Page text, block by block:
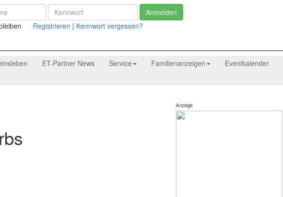
Anmelden
bleiben Registrieren | Kennwort vergessen?
ET-Partner News Service Familienanzeigen
Eventkalender
Anzeige